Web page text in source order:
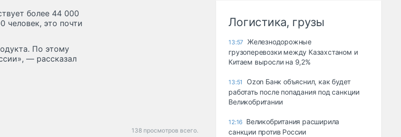
более 44 000
человек, это почти
По этому
— рассказал
138 просмотров всего.
Логистика, грузы
13:57
Железнодорожные
грузоперевозки между Казахстаном и
Китаем выросли на 9,2%
13:51
Ozon Банк объяснил, как будет
работать после попадания под санкции
Великобритании
12:16 Великобритания расширила
санкции против России